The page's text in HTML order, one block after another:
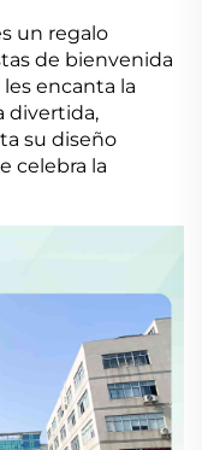
un regalo
de bienvenida
encanta la
divertida,
su diseño
celebra la